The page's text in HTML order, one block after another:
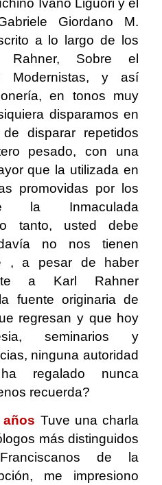
Ivano Liguori y el
Giordano M.
a lo largo de los
Sobre el
Modernistas, y así
en tonos muy
disparamos en
disparar repetidos
pesado, con una
que la utilizada en
promovidas por los
la Inmaculada
tanto, usted debe
no nos tienen
, a pesar de haber
a Karl Rahner
fuente originaria de
regresan y que hoy
seminarios y
ninguna autoridad
regalado nunca
recuerda?
Tuve una charla
más distinguidos
de la
me impresiono